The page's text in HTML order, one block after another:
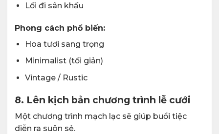
Lối đi sân khấu
Phong cách phổ biến:
Hoa tươi sang trọng
Minimalist (tối giản)
Vintage / Rustic
8. Lên kịch bản chương trình lễ cưới
Một chương trình mạch lạc sẽ giúp buổi tiệc
diễn ra suôn sẻ.